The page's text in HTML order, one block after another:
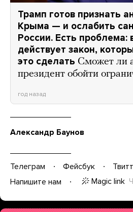
Трамп готов признать
Крыма — и ослабить
России. Есть
действует закон,
это сделать Сможет ли
президент обойти
год назад
Александр Баунов
Телеграм Фейсбук
Напишите нам
Magic link